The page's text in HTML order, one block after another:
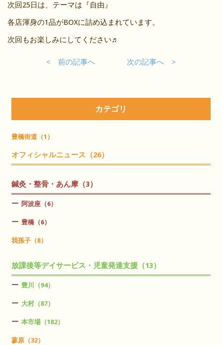
次回25日は、テーマは『自由』
各店渾身の1品がBOXに詰め込まれています。
次回もお楽しみにしてください♬
< 前の記事へ 次の記事へ >
カテゴリ
豊橋街道（1）
オフィシャルニュース（26）
鍼灸・整骨・あん摩（3）
阿波座（6）
豊橋（6）
我孫子（8）
放課後等デイサービス・児童発達支援（13）
豊川（94）
大村（87）
本市場（182）
蓼原（32）